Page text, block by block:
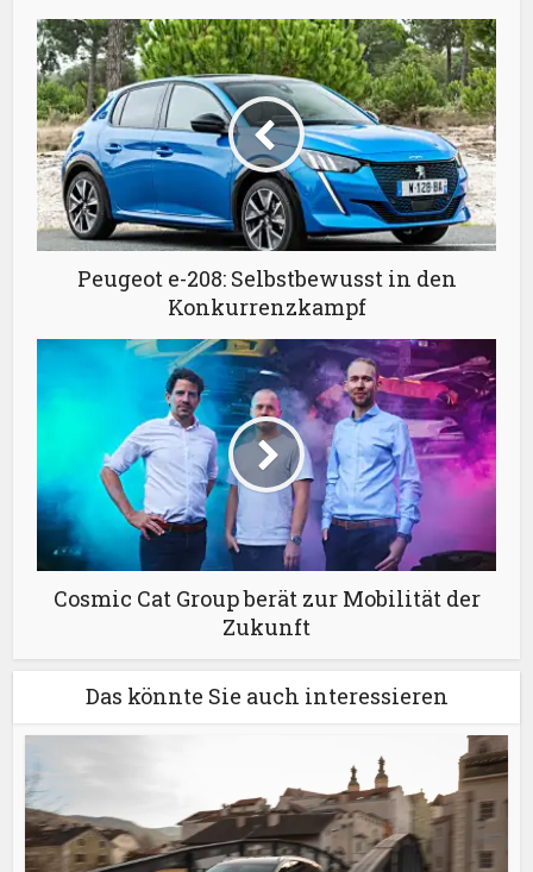
Peugeot e-208: Selbstbewusst in den
Konkurrenzkampf
Cosmic Cat Group berät zur Mobilität der
Zukunft
Das könnte Sie auch interessieren